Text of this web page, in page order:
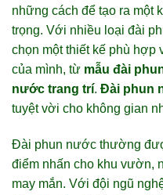
những cách để tạo ra một
trọng. Với nhiều loại đài
chọn một thiết kế phù hợp
của mình, từ mẫu đài
nước trang trí. Đài phun
tuyệt vời cho không gian
Đài phun nước thường
điểm nhấn cho khu vườn,
may mắn. Với đội ngũ